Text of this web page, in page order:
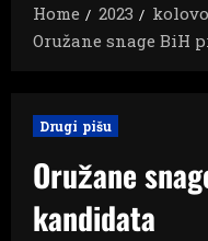
Home
2023
Oružane snage BiH
Drugi pišu
Oružane
kandidata